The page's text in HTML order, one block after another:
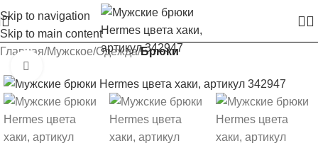
Skip to navigation
Skip to main content
Главная Мужское Одежда Брюки